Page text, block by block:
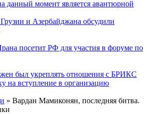
данный момент является авантюрной
и Азербайджана обсудили
посетит РФ для участия в форуме по
был укреплять отношения с БРИКС
на вступление в организацию
» Вардан Мамиконян, последняя битва.